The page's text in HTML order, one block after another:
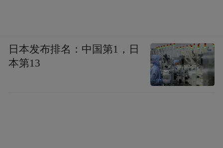
张德芹一行拜访山崎酒厂
从赤水河到大阪湾，茅台用110年完成了一场
日本发布排名：中国第1，日
本第13